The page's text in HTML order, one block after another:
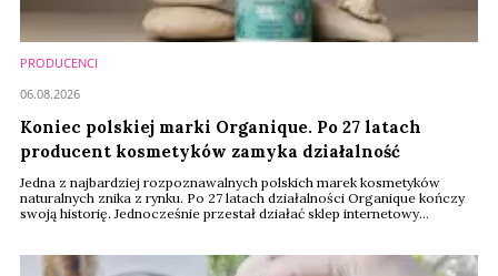
PRODUCENCI
Koniec polskiej marki Organique. Po 27 latach
producent kosmetyków zamyka działalność
Jedna z najbardziej rozpoznawalnych polskich marek kosmetyków
naturalnych znika z rynku. Po 27 latach działalności Organique kończy
swoją historię. Jednocześnie przestał działać sklep internetowy
06.08.2026